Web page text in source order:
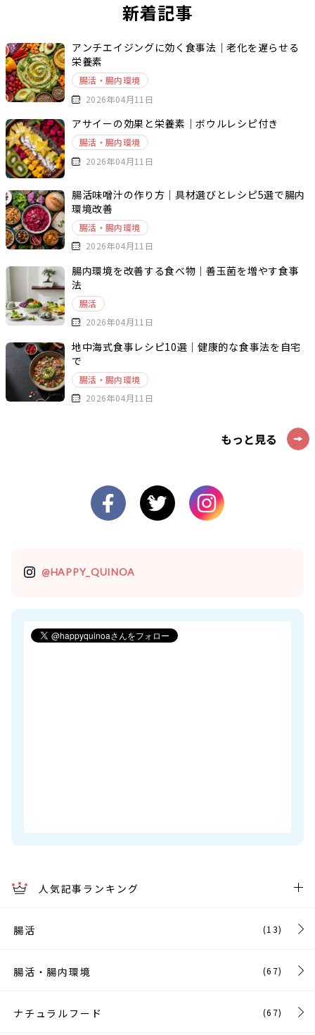
新着記事
アンチエイジングに効く食事法｜老化を遅らせる
栄養素
腸活・腸内環境
2026年04月11日
アサイーの効果と栄養素｜ボウルレシピ付き
腸活・腸内環境
2026年04月11日
腸活味噌汁の作り方｜具材選びとレシピ5選で腸内
環境改善
腸活・腸内環境
2026年04月11日
腸内環境を改善する食べ物｜善玉菌を増やす食事
法
腸活
2026年04月11日
地中海式食事レシピ10選｜健康的な食事法を自宅
で
腸活・腸内環境
2026年04月11日
もっと見る
@HAPPY_QUINOA
人気記事ランキング
腸活 (13)
腸活・腸内環境 (67)
ナチュラルフード (67)